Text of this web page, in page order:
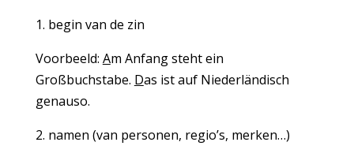
1. begin van de zin
Voorbeeld: Am Anfang steht ein
Großbuchstabe. Das ist auf Niederländisch
genauso.
2. namen (van personen, regio’s, merken…)